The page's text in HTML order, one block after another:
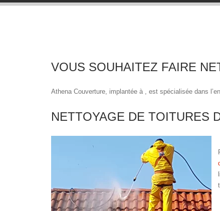
VOUS SOUHAITEZ FAIRE
Athena Couverture, implantée à , est spécialisée dans
NETTOYAGE DE TOITURES